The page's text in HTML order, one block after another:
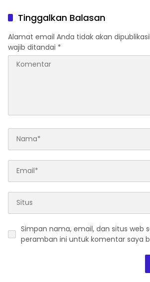
Indah Golf Jakarta
Tinggalkan Balasan
Alamat email Anda tidak akan
wajib ditandai *
Simpan nama, email, dan situs web
peramban ini untuk komentar saya